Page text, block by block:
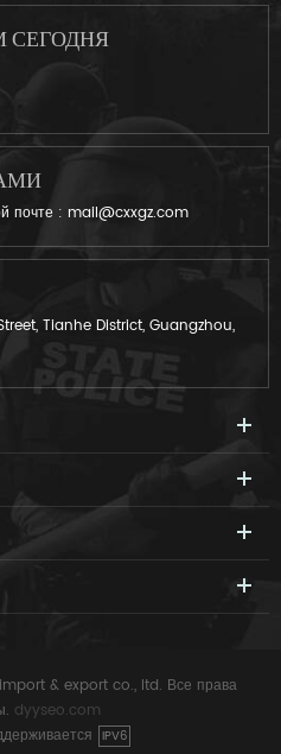
СЕГОДНЯ
почте : mail@cxxgz.com
Tianhe District, Guangzhou,
& export co., ltd. Все права
dyyseo.com
IPV6